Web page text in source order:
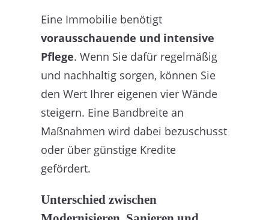
Eine Immobilie benötigt
vorausschauende und intensive
Pflege. Wenn Sie dafür regelmäßig
und nachhaltig sorgen, können Sie
den Wert Ihrer eigenen vier Wände
steigern. Eine Bandbreite an
Maßnahmen wird dabei bezuschusst
oder über günstige Kredite
gefördert.
Unterschied zwischen